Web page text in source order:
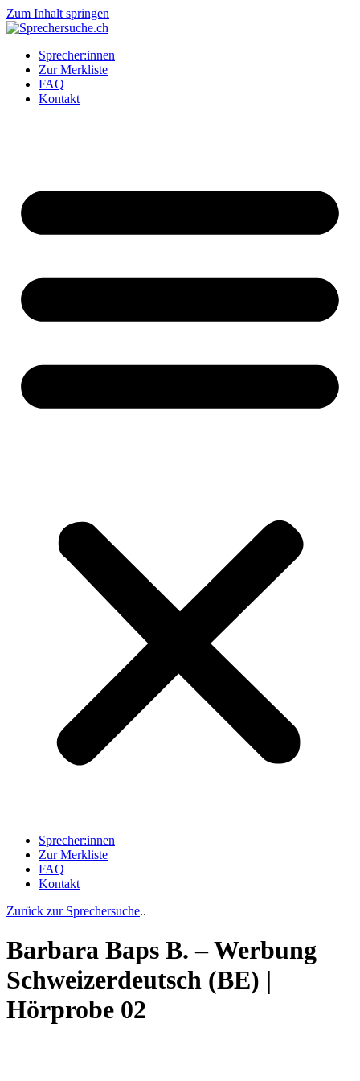
Zum Inhalt springen
Sprecher:innen
Zur Merkliste
FAQ
Kontakt
Sprecher:innen
Zur Merkliste
FAQ
Kontakt
Zurück zur Sprechersuche..
Barbara Baps B. – Werbung
Schweizerdeutsch (BE) |
Hörprobe 02